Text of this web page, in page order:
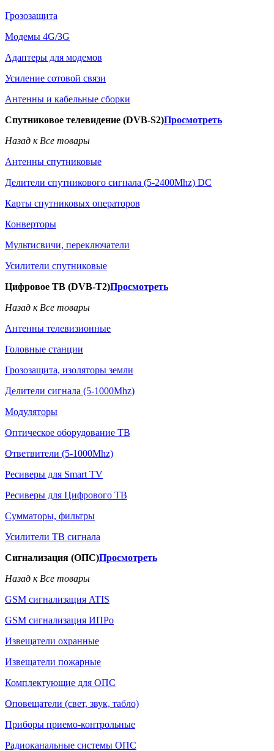
Грозозащита
Модемы 4G/3G
Адаптеры для модемов
Усиление сотовой связи
Антенны и кабельные сборки
Спутниковое телевидение (DVB-S2)Просмотреть
Назад к Все товары
Антенны спутниковые
Делители спутникового сигнала (5-2400Mhz) DC
Карты спутниковых операторов
Конверторы
Мультисвичи, переключатели
Усилители спутниковые
Цифровое ТВ (DVB-T2)Просмотреть
Назад к Все товары
Антенны телевизионные
Головные станции
Грозозащита, изоляторы земли
Делители сигнала (5-1000Mhz)
Модуляторы
Оптическое оборудование ТВ
Ответвители (5-1000Mhz)
Ресиверы для Smart TV
Ресиверы для Цифрового ТВ
Сумматоры, фильтры
Усилители ТВ сигнала
Сигнализация (ОПС)Просмотреть
Назад к Все товары
GSM сигнализация ATIS
GSM сигнализация ИПРо
Извещатели охранные
Извещатели пожарные
Комплектующие для ОПС
Оповещатели (свет, звук, табло)
Приборы приемо-контрольные
Радиоканальные системы ОПС